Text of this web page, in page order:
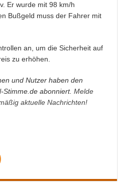
Er wurde mit 98 km/h
Bußgeld muss der Fahrer mit
an, um die Sicherheit auf
zu erhöhen.
und Nutzer haben den
Stimme.de abonniert.Melde
aktuelle Nachrichten!